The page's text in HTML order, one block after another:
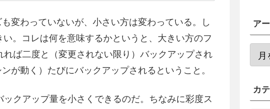
変わっていないが、小さい方は変わっている。し
。コレは何を意味するかというと、大きい方のフ
ば二度と（変更されない限り）バックアップされ
が動く）たびにバックアップされるということ。
クアップ量を小さくできるのだ。ちなみに彩度ス
ア
カ